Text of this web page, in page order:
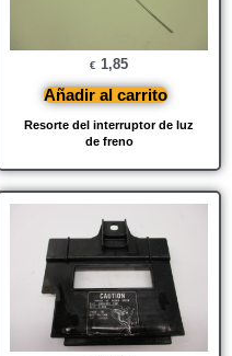
Resorte del interruptor de luz
de freno
€ 1,85
Añadir al carrito